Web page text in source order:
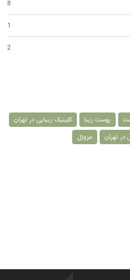
8
1
2
پوست زیبا
کلینیک زیبایی در تهران
تهران
مزوژل